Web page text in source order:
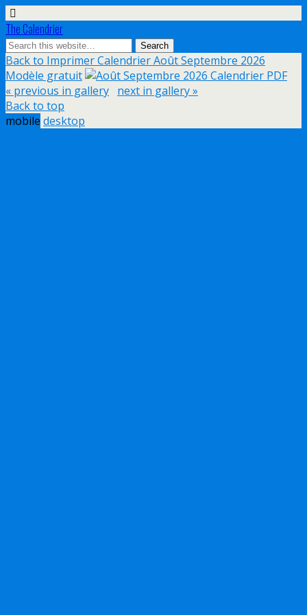
The Calendrier
Back to Imprimer Calendrier Août Septembre 2026
Modèle gratuit
« previous in gallery next in gallery »
Back to top
mobile desktop